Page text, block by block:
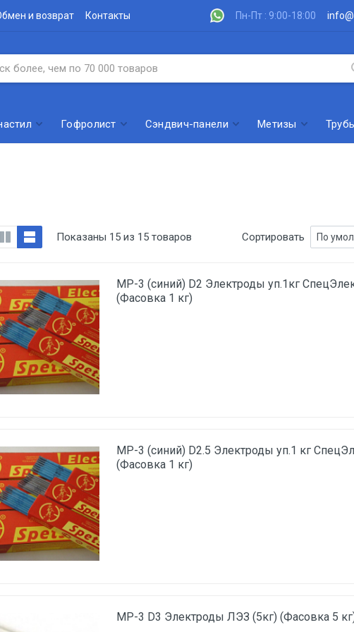
и возврат Контакты Пн-Пт : 9:00-18:00
Гофролист Сэндвич-панели Метизы
Показаны 15 из 15 товаров Сортировать
МР-3 (синий) D2 Электроды уп.1кг
(Фасовка 1 кг)
МР-3 (синий) D2.5 Электроды уп.1 кг
(Фасовка 1 кг)
МР-3 D3 Электроды ЛЭЗ (5кг) (Фасовка 5